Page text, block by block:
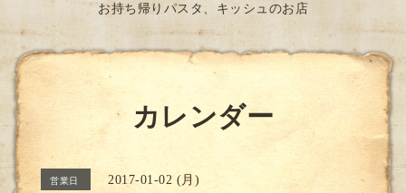
お持ち帰りパスタ、キッシュのお店
カレンダー
営業日 2017-01-02 (月)